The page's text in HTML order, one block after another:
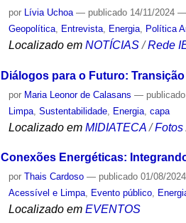
por Lívia Uchoa— publicado 14/11/2024—
Geopolítica
Entrevista Energia Política
Localizado em NOTÍCIAS /Rede
Diálogos para o Futuro:
por Maria Leonor de Calasans — publicado
Limpa ,Sustentabilidade Energia ,capa
Localizado em MIDIATECA /Fotos
Conexões Energéticas:
porThais Cardoso — publicado 01/08/
Acessível e Limpa, Evento público,
Localizado em EVENTOS